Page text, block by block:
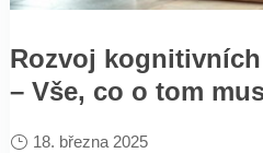
Rozvoj
– Vše, co o tom
18. března 2025